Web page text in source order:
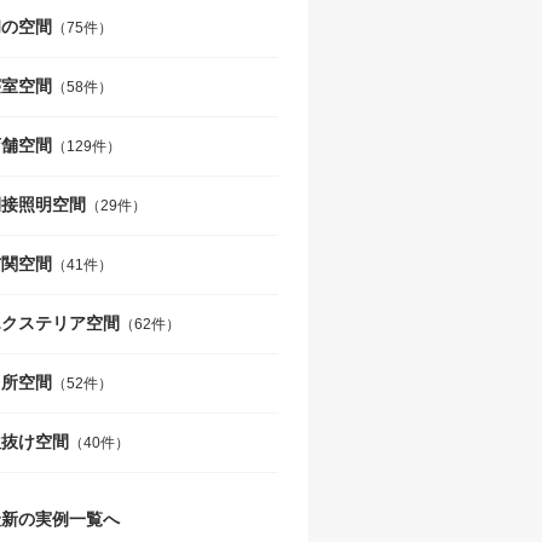
空間 （75件）
空間 （58件）
空間 （129件）
照明空間 （29件）
空間 （41件）
ステリア空間 （62件）
空間 （52件）
け空間 （40件）
の実例一覧へ